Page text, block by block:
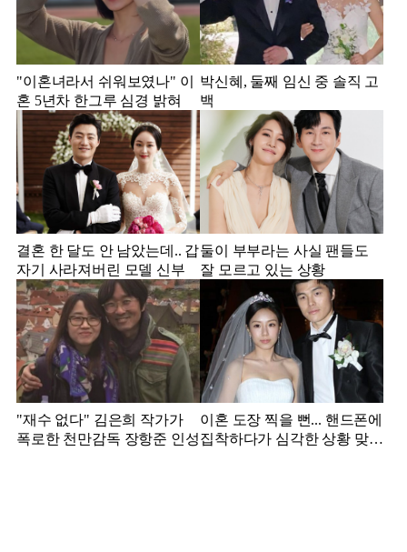
"이혼녀라서 쉬워보였나" 이
혼 5년차 한그루 심경 밝혀
박신혜, 둘째 임신 중 솔직 고
백
결혼 한 달도 안 남았는데.. 갑
자기 사라져버린 모델 신부
둘이 부부라는 사실 팬들도
잘 모르고 있는 상황
"재수 없다" 김은희 작가가
폭로한 천만감독 장항준 인성
이혼 도장 찍을 뻔... 핸드폰에
집착하다가 심각한 상황 맞은